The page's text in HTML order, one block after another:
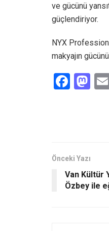
ve gücünü
güçlendiriyor.
NYX
makyajın
F
o
k
M
n
Önceki Yazı
Van Kültür
Özbey ile